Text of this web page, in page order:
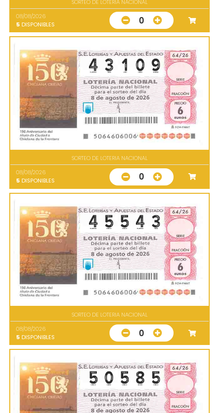
SORTEO DE LOTERIA NACIONAL
08/08/2026
5 DISPONIBLES 0
SORTEO DE LOTERIA NACIONAL
08/08/2026
5 DISPONIBLES 0
SORTEO DE LOTERIA NACIONAL
08/08/2026
5 DISPONIBLES 0